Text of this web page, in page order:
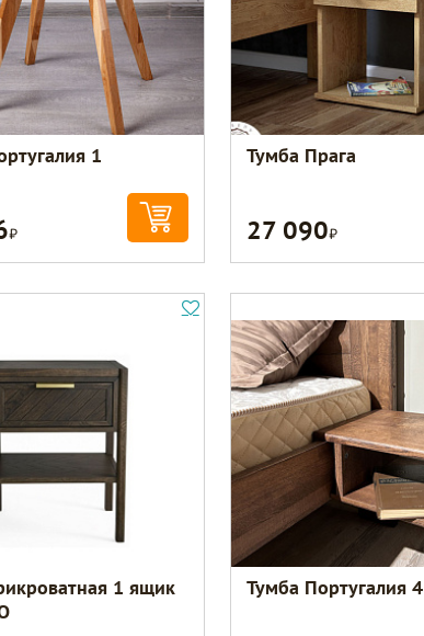
1
Р
Тумба Прага
27 090Р
1 ящик
Тумба Португалия 4